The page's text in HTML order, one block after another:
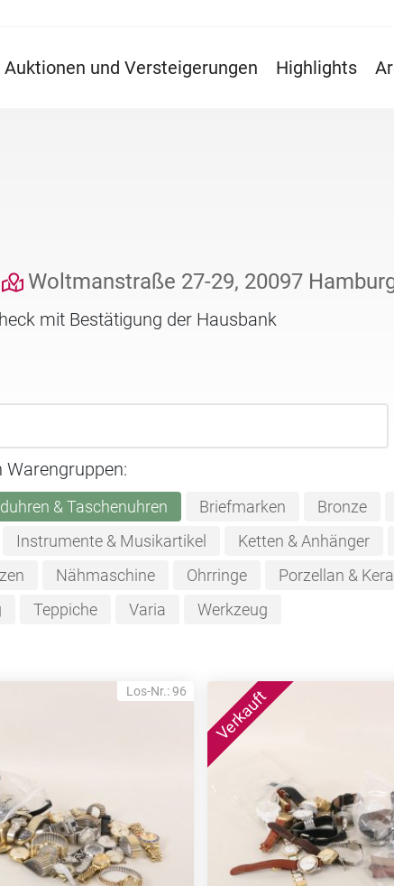
Auktionen und Versteigerungen Highlights
Woltmanstraße 27-29, 20097
mit Bestätigung der Hausbank
Warengruppen:
& Taschenuhren Briefmarken Bronze
Instrumente & Musikartikel Ketten & Anhänger
Nähmaschine Ohrringe Porzellan &
Teppiche Varia Werkzeug
Los-Nr.: 96